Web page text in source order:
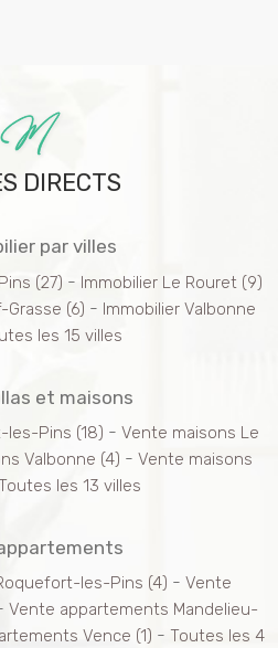
DIRECTS
par villes
(27) - Immobilier Le Rouret(9)
Grasse (6) - Immobilier Valbonne
les 15 villes
et maisons
les-Pins (18) - Vente maisons Le
Valbonne (4) - Vente maisons
les 13 villes
les-Pins (4) - Vente
Vente appartements Mandelieu-
Vence (1) - Toutes les 4